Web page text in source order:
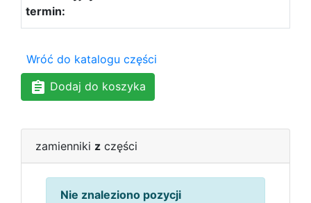
Wróć do katalogu części
Dodaj do koszyka
zamienniki z części
Nie znaleziono pozycji